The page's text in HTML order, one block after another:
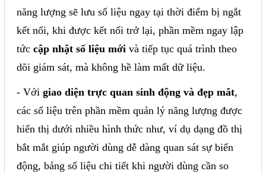
năng lượng sẽ lưu số liệu ngay tại thời điểm bị ngắt
kết nối, khi được kết nối trở lại, phần mềm ngay lập
tức cập nhật số liệu mới và tiếp tục quá trình theo
dõi giám sát, mà không hề làm mất dữ liệu.
- Với giao diện trực quan sinh động và đẹp mắt,
các số liệu trên phần mềm quản lý năng lượng được
hiển thị dưới nhiều hình thức như, ví dụ dạng đồ thị
bắt mắt giúp người dùng dễ dàng quan sát sự biến
động, bảng số liệu chi tiết khi người dùng cần so